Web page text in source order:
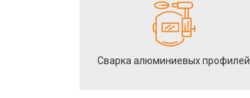
Сварка алюминиевых профилей